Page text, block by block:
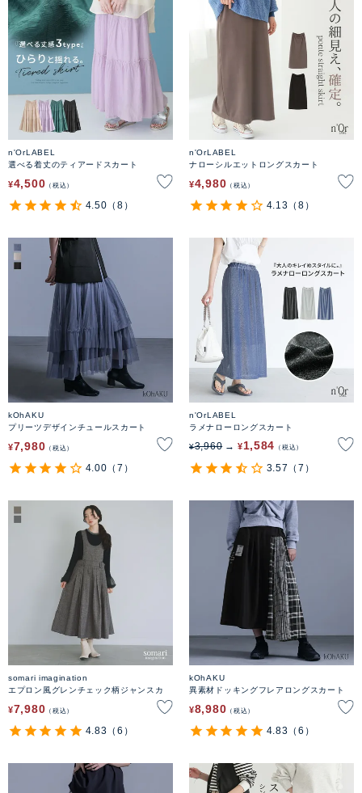
n'OrLABEL
選べる着丈のティアードスカート
¥4,500 税込
4.50 （8）
n'OrLABEL
ナローシルエットロングスカート
¥4,980 税込
4.13 （8）
kOhAKU
プリーツデザインチュールスカート
¥7,980 税込
4.00 （7）
n'OrLABEL
ラメナローロングスカート
¥3,960 ¥1,584 税込
3.57 （7）
somari imagination
エプロン風グレンチェック柄ジャンスカ
¥7,980 税込
4.83 （6）
kOhAKU
異素材ドッキングフレアロングスカート
¥8,980 税込
4.83 （6）